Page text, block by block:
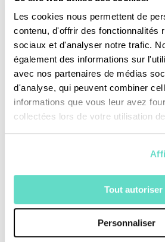
Les cookies nous permettent de
contenu, d'offrir des fonctionnalités
sociaux et d'analyser notre trafic.
également des informations sur
avec nos partenaires de médias
d'analyse, qui peuvent combiner
informations que vous leur avez
collectées lors de votre utilisation
Tout autoriser
Personnaliser
Revoir la messe du 02
TOUS NOS
La messe
Magazine Le Jour du
Parole
Générations
Agenda Culturel
JDS.tv
Nos
Toutes nos